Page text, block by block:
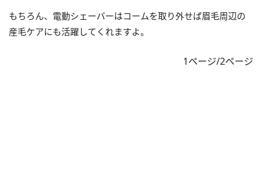
もちろん、電動シェーバーはコームを取り外せば眉毛周辺の
産毛ケアにも活躍してくれますよ。
1ページ/2ページ